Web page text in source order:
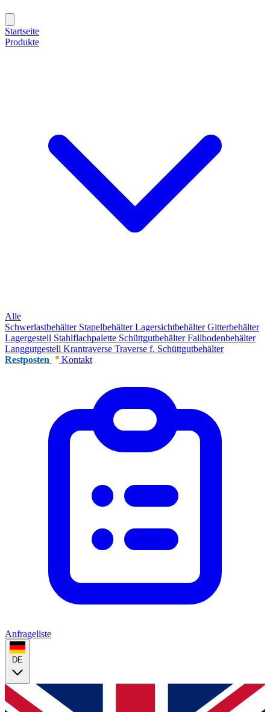
Startseite
Produkte
Alle
Schwerlastbehälter StapelbehälterLagersichtbehälterGitterbehälter
Lagergestell Stahlflachpalette SchüttgutbehälterFallbodenbehälter
Langgutgestell Krantraverse Traverse f. Schüttgutbehälter
Restposten
Kontakt
Anfrageliste